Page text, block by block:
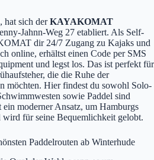
hat sich derKAYAKOMAT
Jahnn-Weg 27 etabliert. Als Self-
dir 24/7 Zugang zu Kajaks und
online, erhältst einen Code per SMS
und legst los. Das ist perfekt für
die die Ruhe der
möchten. Hier findest du sowohl Solo-
sowie Paddel sind
moderner Ansatz, um Hamburgs
wird für seine Bequemlichkeit gelobt.
Paddelrouten ab Winterhude